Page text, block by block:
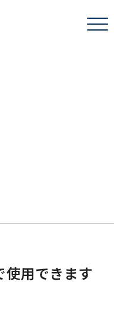
使用できます